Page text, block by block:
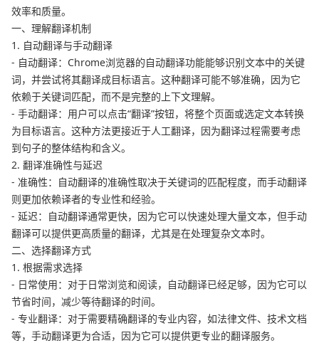
效率和质量。
一、理解翻译机制
1. 自动翻译与手动翻译
- 自动翻译：Chrome浏览器的自动翻译功能能够识别文本中的关键
词，并尝试将其翻译成目标语言。这种翻译可能不够准确，因为它
依赖于关键词匹配，而不是完整的上下文理解。
- 手动翻译：用户可以点击“翻译”按钮，将整个页面或选定文本转换
为目标语言。这种方法更接近于人工翻译，因为翻译过程需要考虑
到句子的整体结构和含义。
2. 翻译准确性与延迟
- 准确性：自动翻译的准确性取决于关键词的匹配程度，而手动翻译
则更加依赖译者的专业性和经验。
- 延迟：自动翻译通常更快，因为它可以快速处理大量文本，但手动
翻译可以提供更高质量的翻译，尤其是在处理复杂文本时。
二、选择翻译方式
1. 根据需求选择
- 日常使用：对于日常浏览和阅读，自动翻译已经足够，因为它可以
节省时间，减少等待翻译的时间。
- 专业翻译：对于需要精确翻译的专业内容，如法律文件、技术文档
等，手动翻译更为合适，因为它可以提供更专业的翻译服务。